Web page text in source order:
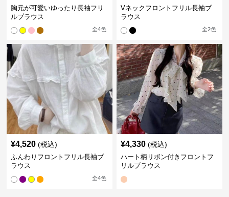
胸元が可愛いゆったり長袖フリ
ルブラウス
全4色
Vネックフロントフリル長袖ブ
ラウス
全2色
¥4,520 (税込)
ふんわりフロントフリル長袖ブ
ラウス
全4色
¥4,330 (税込)
ハート柄リボン付きフロントフ
リルブラウス